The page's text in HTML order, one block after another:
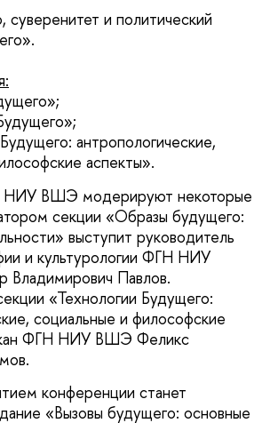
суверенитет и политический
антропологические,
аспекты».
НИУ ВШЭ модерируют некоторые
секции «Образы будущего:
выступит руководитель
и культурологии ФГН НИУ
Павлов.
«Технологии Будущего:
социальные и философские
ФГН НИУ ВШЭ Феликс
конференции станет
«Вызовы будущего: основные